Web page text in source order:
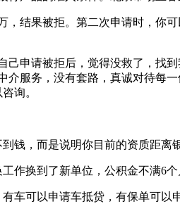
结果被拒。第二次申请时，你
申请被拒后，觉得没救了，找
服务，没有套路，真诚对待每
询。
钱，而是说明你目前的资质距离
作换到了新单位，公积金不满6
车可以申请车抵贷，有保单可